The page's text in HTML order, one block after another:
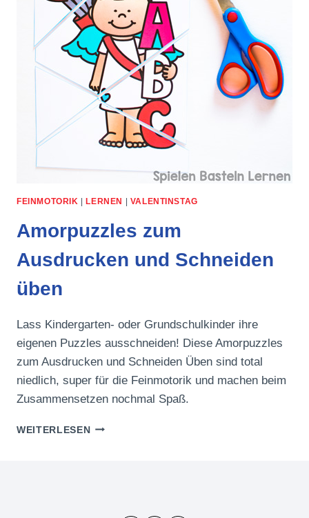
FEINMOTORIK |LERNEN | VALENTINSTAG
Amorpuzzles zum
Ausdrucken und Schneiden
üben
Lass Kindergarten- oder Grundschulkinder ihre
eigenen Puzzles ausschneiden! Diese Amorpuzzles
zum Ausdrucken und Schneiden Üben sind total
niedlich, super für die Feinmotorik und machen beim
Zusammensetzen nochmal Spaß.
WEITERLESENAMORPUZZLES